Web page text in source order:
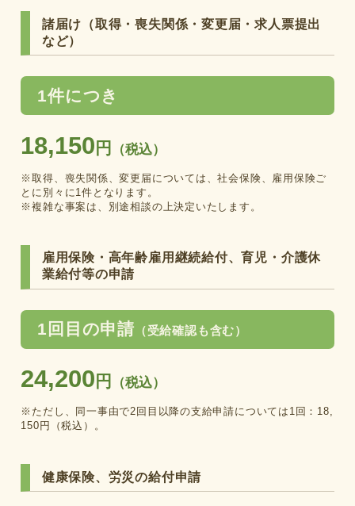
諸届け（取得・喪失関係・変更届・求人票提出
など）
1件につき
18,150 円 （税込）
※取得、喪失関係、変更届については、社会保険、雇用保険ご
とに別々に1件となります。
※複雑な事案は、別途相談の上決定いたします。
雇用保険・高年齢雇用継続給付、育児・介護休
業給付等の申請
1回目の申請 （受給確認も含む）
24,200 円 （税込）
※ただし、同一事由で2回目以降の支給申請については1回：18,
150円（税込）。
健康保険、労災の給付申請